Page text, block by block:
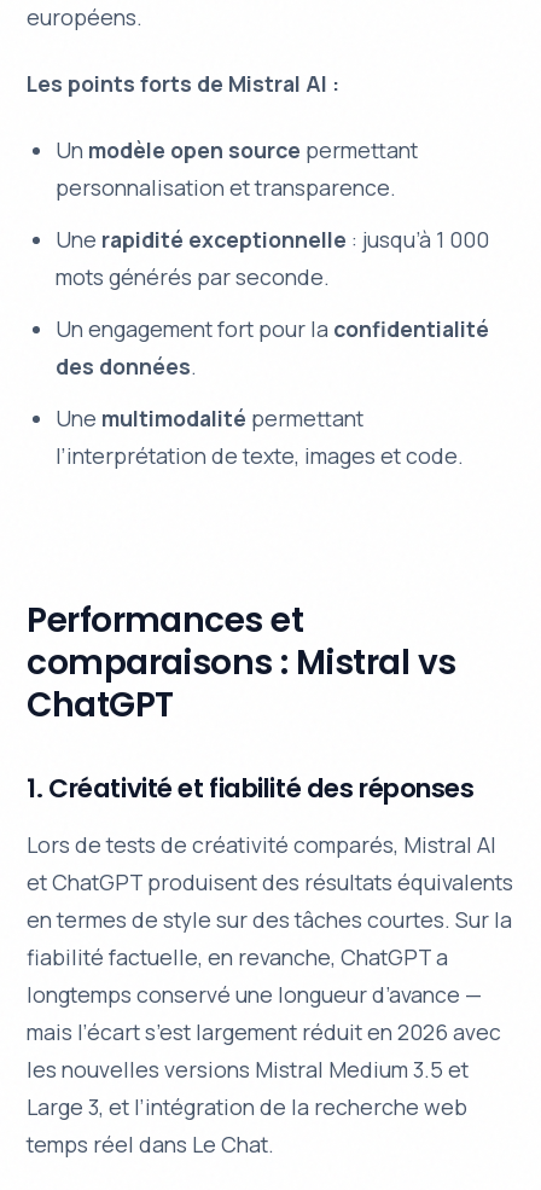
européens.
Les points forts de Mistral AI :
Un modèle open source permettant
personnalisation et transparence.
Une rapidité exceptionnelle : jusqu’à 1 000
mots générés par seconde.
Un engagement fort pour la confidentialité
des données.
Une multimodalité permettant
l’interprétation de texte, images et code.
Performances et
comparaisons : Mistral vs
ChatGPT
1. Créativité et fiabilité des réponses
Lors de tests de créativité comparés, Mistral AI
et ChatGPT produisent des résultats équivalents
en termes de style sur des tâches courtes. Sur la
fiabilité factuelle, en revanche, ChatGPT a
longtemps conservé une longueur d’avance —
mais l’écart s’est largement réduit en 2026 avec
les nouvelles versions Mistral Medium 3.5 et
Large 3, et l’intégration de la recherche web
temps réel dans Le Chat.